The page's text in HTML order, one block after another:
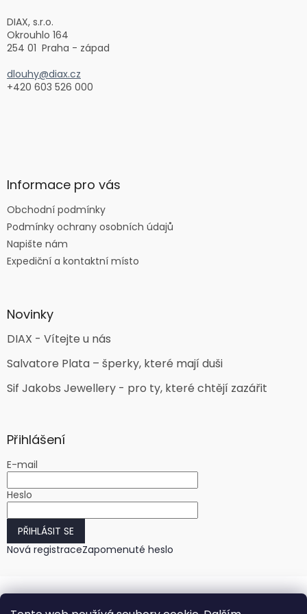
DIAX, s.r.o.
Okrouhlo 164
254 01 Praha - západ
dlouhy@diax.cz
+420 603 526 000
Informace pro vás
Obchodní podmínky
Podmínky ochrany osobních údajů
Napište nám
Expediční a kontaktní místo
Novinky
DIAX - Vítejte u nás
Salvatore Plata – šperky, které mají duši
Sif Jakobs Jewellery - pro ty, které chtějí zazářit
Přihlášení
E-mail
Heslo
PŘIHLÁSIT SE
Nová registraceZapomenuté heslo